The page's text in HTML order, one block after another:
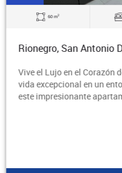
de
79 m2
Rionegro,
¡Vive el
Rionegro!
seguridad